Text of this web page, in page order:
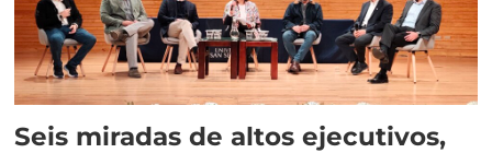
Seis miradas de altos ejecutivos,